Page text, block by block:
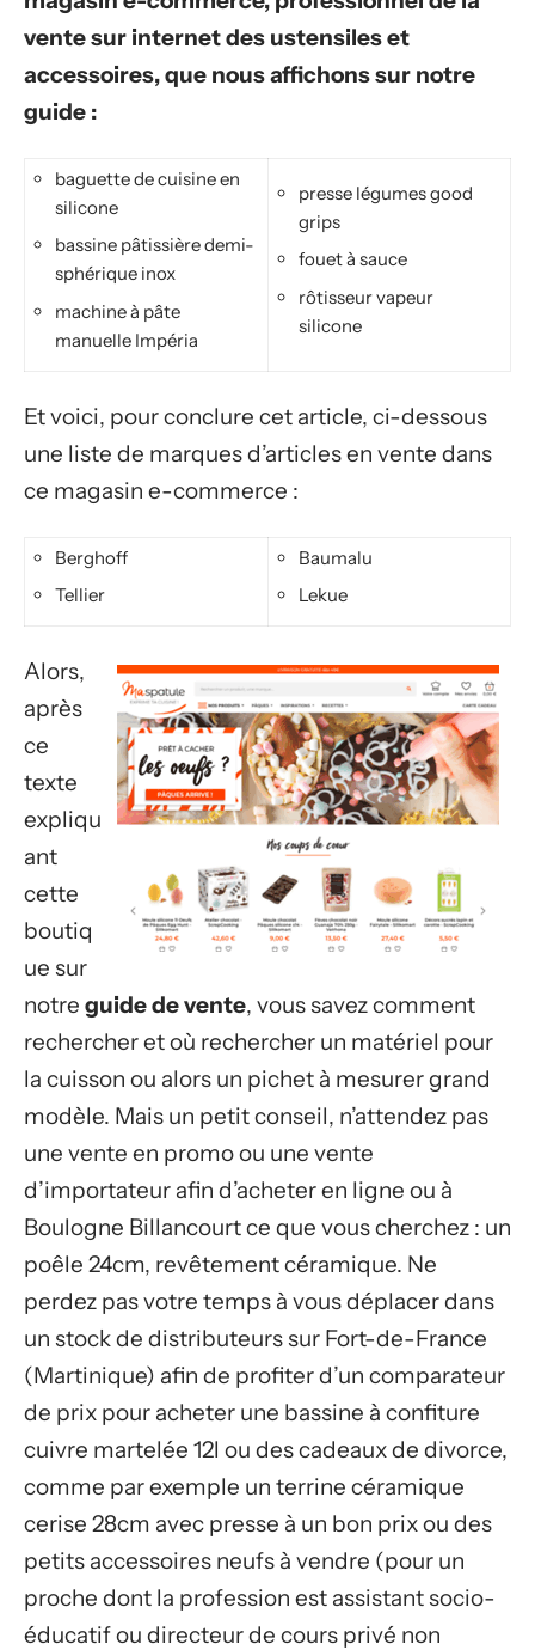
vente sur internet des ustensiles et
accessoires, que nous affichons sur notre
guide :
baguette de cuisine en
silicone
bassine pâtissière demi-
sphérique inox
machine à pâte
manuelle Impéria
presse légumes good
grips
fouet à sauce
rôtisseur vapeur
silicone
Et voici, pour conclure cet article, ci-dessous
une liste de marques d’articles en vente dans
ce magasin e-commerce :
Berghoff
Tellier
Baumalu
Lekue
Alors,
après
ce
texte
expliqu
ant
cette
boutiq
ue sur
notre guide de vente, vous savez comment
rechercher et où rechercher un matériel pour
la cuisson ou alors un pichet à mesurer grand
modèle. Mais un petit conseil, n’attendez pas
une vente en promo ou une vente
d’importateur afin d’acheter en ligne ou à
Boulogne Billancourt ce que vous cherchez : un
poêle 24cm, revêtement céramique. Ne
perdez pas votre temps à vous déplacer dans
un stock de distributeurs sur Fort-de-France
(Martinique) afin de profiter d’un comparateur
de prix pour acheter une bassine à confiture
cuivre martelée 12l ou des cadeaux de divorce,
comme par exemple un terrine céramique
cerise 28cm avec presse à un bon prix ou des
petits accessoires neufs à vendre (pour un
proche dont la profession est assistant socio-
éducatif ou directeur de cours privé non